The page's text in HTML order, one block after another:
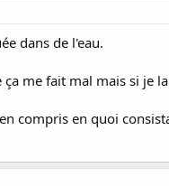
dans de l'eau.
me fait mal mais si je
compris en quoi